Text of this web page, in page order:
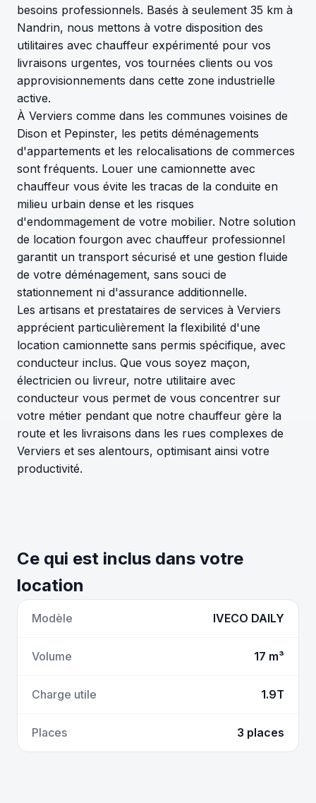
besoins professionnels. Basés à seulement 35 km à
Nandrin, nous mettons à votre disposition des
utilitaires avec chauffeur expérimenté pour vos
livraisons urgentes, vos tournées clients ou vos
approvisionnements dans cette zone industrielle
active.
À Verviers comme dans les communes voisines de
Dison et Pepinster, les petits déménagements
d'appartements et les relocalisations de commerces
sont fréquents. Louer une camionnette avec
chauffeur vous évite les tracas de la conduite en
milieu urbain dense et les risques
d'endommagement de votre mobilier. Notre solution
de location fourgon avec chauffeur professionnel
garantit un transport sécurisé et une gestion fluide
de votre déménagement, sans souci de
stationnement ni d'assurance additionnelle.
Les artisans et prestataires de services à Verviers
apprécient particulièrement la flexibilité d'une
location camionnette sans permis spécifique, avec
conducteur inclus. Que vous soyez maçon,
électricien ou livreur, notre utilitaire avec
conducteur vous permet de vous concentrer sur
votre métier pendant que notre chauffeur gère la
route et les livraisons dans les rues complexes de
Verviers et ses alentours, optimisant ainsi votre
productivité.
Ce qui est inclus dans votre
location
Modèle IVECO DAILY
Volume 17 m³
Charge utile 1.9T
Places 3 places